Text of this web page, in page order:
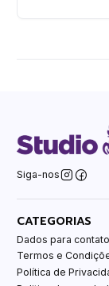
Siga-nos
CATEGORIAS
Dados para contato
Termos e
Política de